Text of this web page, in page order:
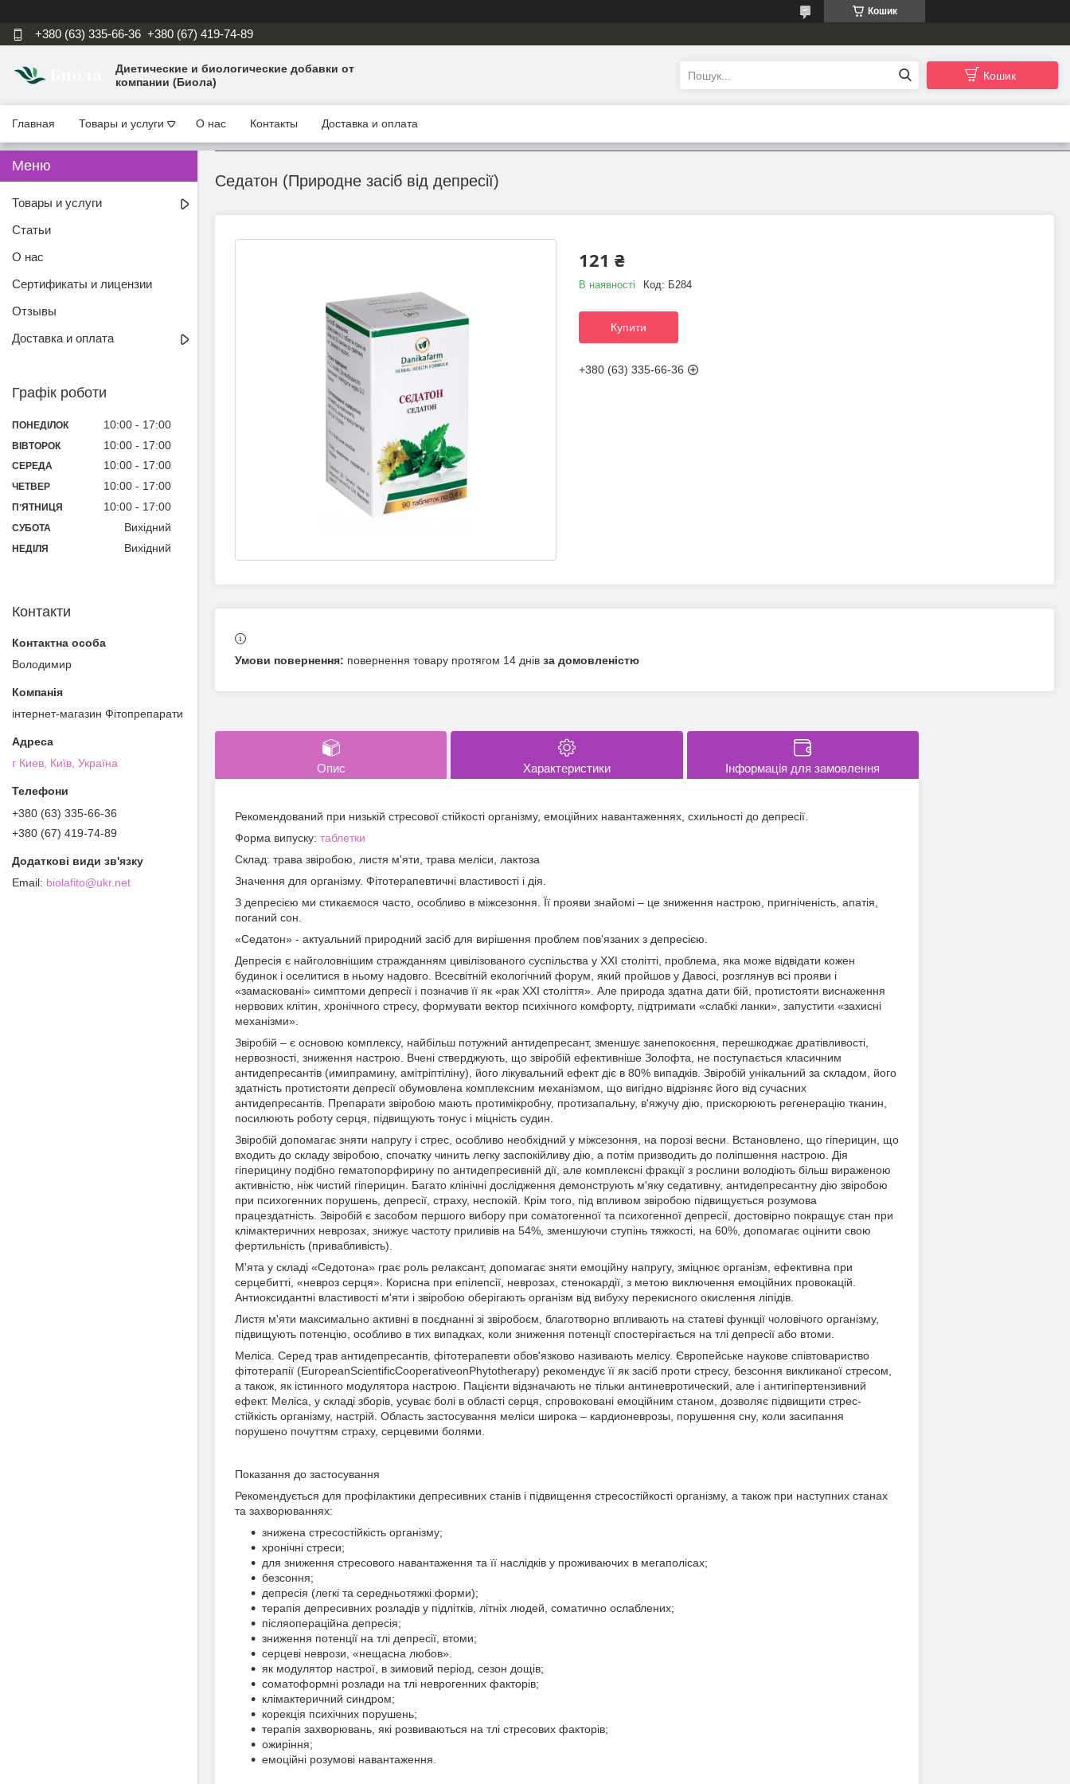
Кошик
+380 (63) 335-66-36 +380 (67) 419-74-89
Диетические и биологические добавки от
компании (Биола)
Кошик
Главная Товары и услуги О нас Контакты Доставка и оплата
Седатон (Природне засіб від депресії)
121 ₴
В наявності Код: Б284
Купити
+380 (63) 335-66-36
повернення товару протягом 14 днів за домовленістю
Опис Характеристики Інформація для замовлення
Рекомендований при низькій стресової стійкості організму, емоційних навантаженнях, схильності до депресії.
Форма випуску: таблетки
Склад: трава звіробою, листя м'яти, трава меліси, лактоза
Значення для організму. Фітотерапевтичні властивості і дія.
З депресією ми стикаємося часто, особливо в міжсезоння. Її прояви знайомі – це зниження настрою, пригніченість, апатія,
поганий сон.
«Седатон» - актуальний природний засіб для вирішення проблем пов'язаних з депресією.
Депресія є найголовнішим стражданням цивілізованого суспільства у ХХІ столітті, проблема, яка може відвідати кожен
будинок і оселитися в ньому надовго. Всесвітній екологічний форум, який пройшов у Давосі, розглянув всі прояви і
«замасковані» симптоми депресії і позначив її як «рак ХХІ століття». Але природа здатна дати бій, протистояти виснаження
нервових клітин, хронічного стресу, формувати вектор психічного комфорту, підтримати «слабкі ланки», запустити «захисні
механізми».
Звіробій – є основою комплексу, найбільш потужний антидепресант, зменшує занепокоєння, перешкоджає дратівливості,
нервозності, зниження настрою. Вчені стверджують, що звіробій ефективніше Золофта, не поступається класичним
антидепресантів (имипрамину, амітріптіліну), його лікувальний ефект діє в 80% випадків. Звіробій унікальний за складом, його
здатність протистояти депресії обумовлена комплексним механізмом, що вигідно відрізняє його від сучасних
антидепресантів. Препарати звіробою мають протимікробну, протизапальну, в'яжучу дію, прискорюють регенерацію тканин,
посилюють роботу серця, підвищують тонус і міцність судин.
Звіробій допомагає зняти напругу і стрес, особливо необхідний у міжсезоння, на порозі весни. Встановлено, що гіперицин, що
входить до складу звіробою, спочатку чинить легку заспокійливу дію, а потім призводить до поліпшення настрою. Дія
гіперицину подібно гематопорфирину по антидепресивній дії, але комплексні фракції з рослини володіють більш вираженою
активністю, ніж чистий гіперицин. Багато клінічні дослідження демонструють м'яку седативну, антидепресантну дію звіробою
при психогенних порушень, депресії, страху, неспокій. Крім того, під впливом звіробою підвищується розумова
працездатність. Звіробій є засобом першого вибору при соматогенної та психогенної депресії, достовірно покращує стан при
клімактеричних неврозах, знижує частоту приливів на 54%, зменшуючи ступінь тяжкості, на 60%, допомагає оцінити свою
фертильність (привабливість).
М'ята у складі «Седотона» грає роль релаксант, допомагає зняти емоційну напругу, зміцнює організм, ефективна при
серцебитті, «невроз серця». Корисна при епілепсії, неврозах, стенокардії, з метою виключення емоційних провокацій.
Антиоксидантні властивості м'яти і звіробою оберігають організм від вибуху перекисного окислення ліпідів.
Листя м'яти максимально активні в поєднанні зі звіробоєм, благотворно впливають на статеві функції чоловічого організму,
підвищують потенцію, особливо в тих випадках, коли зниження потенції спостерігається на тлі депресії або втоми.
Меліса. Серед трав антидепресантів, фітотерапевти обов'язково називають мелісу. Європейське наукове співтовариство
фітотерапії (EuropeanScientificCooperativeonPhytotherapy) рекомендує її як засіб проти стресу, безсоння викликаної стресом,
а також, як істинного модулятора настрою. Пацієнти відзначають не тільки антиневротический, але і антигіпертензивний
ефект. Меліса, у складі зборів, усуває болі в області серця, спровоковані емоційним станом, дозволяє підвищити стрес-
стійкість організму, настрій. Область застосування меліси широка – кардионеврозы, порушення сну, коли засипання
порушено почуттям страху, серцевими болями.
Показання до застосування
Рекомендується для профілактики депресивних станів і підвищення стресостійкості організму, а також при наступних станах
та захворюваннях:
знижена стресостійкість організму;
хронічні стреси;
для зниження стресового навантаження та її наслідків у проживаючих в мегаполісах;
безсоння;
депресія (легкі та середньотяжкі форми);
терапія депресивних розладів у підлітків, літніх людей, соматично ослаблених;
післяопераційна депресія;
зниження потенції на тлі депресії, втоми;
серцеві неврози, «нещасна любов».
як модулятор настрої, в зимовий період, сезон дощів;
соматоформні розлади на тлі неврогенних факторів;
клімактеричний синдром;
корекція психічних порушень;
терапія захворювань, які розвиваються на тлі стресових факторів;
ожиріння;
емоційні розумові навантаження.
Товары и услуги
Статьи
О нас
Сертификаты и лицензии
Отзывы
Доставка и оплата
Графік роботи
ПОНЕДІЛОК 10:00 17:00
ВІВТОРОК 10:00 17:00
СЕРЕДА 10:00 17:00
ЧЕТВЕР 10:00 17:00
ПʼЯТНИЦЯ 10:00 17:00
СУБОТА Вихідний
НЕДІЛЯ Вихідний
Контакти
Володимир
інтернет-магазин Фітопрепарати
г Киев, Київ, Україна
+380 (63) 335-66-36
+380 (67) 419-74-89
biolafito@ukr.net